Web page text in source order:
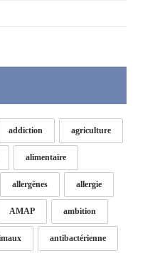
addiction agriculture
alimentaire
allergènes allergie
AMAP ambition
antibactérienne